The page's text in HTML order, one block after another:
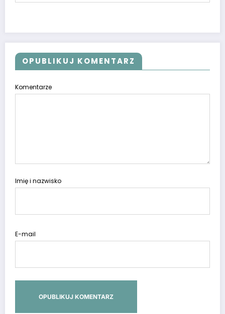
OPUBLIKUJ KOMENTARZ
Komentarze
Imię i nazwisko
E-mail